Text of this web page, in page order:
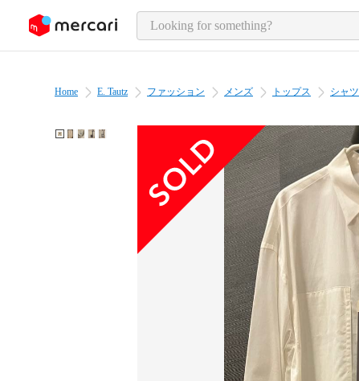
page content
Home E. Tautz ファッション メンズ トップス シャツ